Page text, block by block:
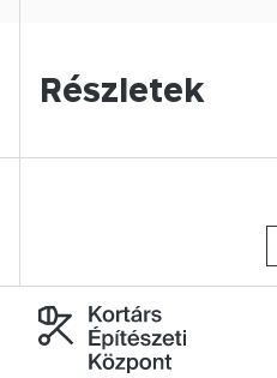
Részletek